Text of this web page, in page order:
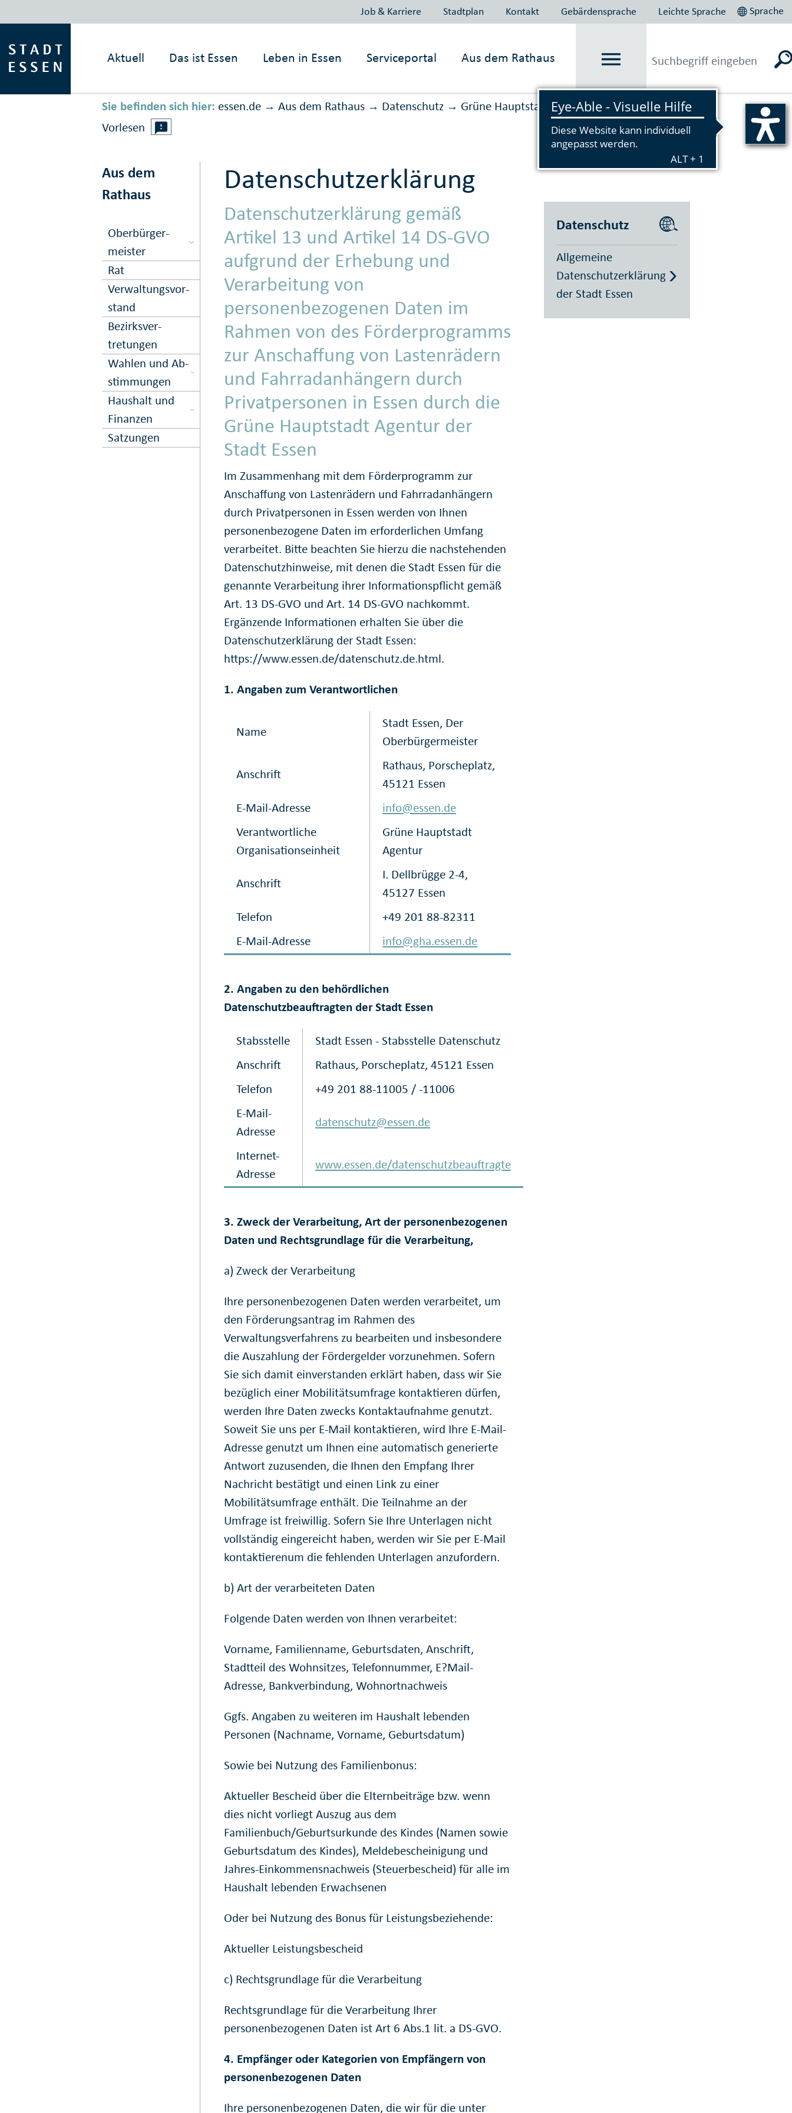
Job & Karriere Stadtplan Kontakt Gebärdensprache Leichte Sprache Sprache
Aktuell Das ist Essen Leben in Essen Serviceportal Aus dem Rathaus
Sie befinden sich hier: essen.de → Aus dem Rathaus → Daten­schutz → Grüne Hauptstadt Agentur Lastenrad
Vorlesen
Aus dem
Rathaus
Ober­bürger­
meister
Rat
Ver­waltungs­vor­
stand
Bezirks­ver­
tretungen
Wahlen und Ab­
stimmungen
Haushalt und
Finanzen
Satzungen
Datenschutzerklärung
Datenschutzerklärung gemäß
Artikel 13 und Artikel 14 DS-GVO
aufgrund der Erhebung und
Verarbeitung von
personenbezogenen Daten im
Rahmen von des Förderprogramms
zur Anschaffung von Lastenrädern
und Fahrradanhängern durch
Privatpersonen in Essen durch die
Grüne Hauptstadt Agentur der
Stadt Essen
Im Zusammenhang mit dem Förderprogramm zur
Anschaffung von Lastenrädern und Fahrradanhängern
durch Privatpersonen in Essen werden von Ihnen
personenbezogene Daten im erforderlichen Umfang
verarbeitet. Bitte beachten Sie hierzu die nachstehenden
Datenschutzhinweise, mit denen die Stadt Essen für die
genannte Verarbeitung ihrer Informationspflicht gemäß
Art. 13 DS-GVO und Art. 14 DS-GVO nachkommt.
Ergänzende Informationen erhalten Sie über die
Datenschutzerklärung der Stadt Essen:
https://www.essen.de/datenschutz.de.html.
1. Angaben zum Verantwortlichen
Name
Stadt Essen, Der
Oberbürgermeister
Anschrift
Rathaus, Porscheplatz,
45121 Essen
E-Mail-Adresse
info@essen.de
Verantwortliche
Organisationseinheit
Grüne Hauptstadt
Agentur
Anschrift
I. Dellbrügge 2-4,
45127 Essen
Telefon
+49 201 88-82311
E-Mail-Adresse
info@gha.essen.de
2. Angaben zu den behördlichen
Datenschutzbeauftragten der Stadt Essen
Stabsstelle
Stadt Essen - Stabsstelle Datenschutz
Anschrift
Rathaus, Porscheplatz, 45121 Essen
Telefon
+49 201 88-11005 / -11006
E-Mail-
Adresse
datenschutz@essen.de
Internet-
Adresse
www.essen.de/datenschutzbeauftragte
3. Zweck der Verarbeitung, Art der personenbezogenen
Daten und Rechtsgrundlage für die Verarbeitung,
a) Zweck der Verarbeitung
Ihre personenbezogenen Daten werden verarbeitet, um
den Förderungsantrag im Rahmen des
Verwaltungsverfahrens zu bearbeiten und insbesondere
die Auszahlung der Fördergelder vorzunehmen. Sofern
Sie sich damit einverstanden erklärt haben, dass wir Sie
bezüglich einer Mobilitätsumfrage kontaktieren dürfen,
werden Ihre Daten zwecks Kontaktaufnahme genutzt.
Soweit Sie uns per E-Mail kontaktieren, wird Ihre E-Mail-
Adresse genutzt um Ihnen eine automatisch generierte
Antwort zuzusenden, die Ihnen den Empfang Ihrer
Nachricht bestätigt und einen Link zu einer
Mobilitätsumfrage enthält. Die Teilnahme an der
Umfrage ist freiwillig. Sofern Sie Ihre Unterlagen nicht
vollständig eingereicht haben, werden wir Sie per E-Mail
kontaktierenum die fehlenden Unterlagen anzufordern.
b) Art der verarbeiteten Daten
Folgende Daten werden von Ihnen verarbeitet:
Vorname, Familienname, Geburtsdaten, Anschrift,
Stadtteil des Wohnsitzes, Telefonnummer, E?Mail-
Adresse, Bankverbindung, Wohnortnachweis
Ggfs. Angaben zu weiteren im Haushalt lebenden
Personen (Nachname, Vorname, Geburtsdatum)
Sowie bei Nutzung des Familienbonus:
Aktueller Bescheid über die Elternbeiträge bzw. wenn
dies nicht vorliegt Auszug aus dem
Familienbuch/Geburtsurkunde des Kindes (Namen sowie
Geburtsdatum des Kindes), Meldebescheinigung und
Jahres-Einkommensnachweis (Steuerbescheid) für alle im
Haushalt lebenden Erwachsenen
Oder bei Nutzung des Bonus für Leistungsbeziehende:
Aktueller Leistungsbescheid
c) Rechtsgrundlage für die Verarbeitung
Rechtsgrundlage für die Verarbeitung Ihrer
personenbezogenen Daten ist Art 6 Abs.1 lit. a DS-GVO.
4. Empfänger oder Kategorien von Empfängern von
personenbezogenen Daten
Ihre personenbezogenen Daten, die wir für die unter
Datenschutz
Allgemeine
Datenschutzerklärung
der Stadt Essen